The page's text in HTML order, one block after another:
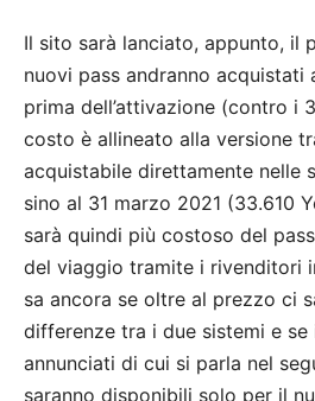
Il sito sarà lanciato, appunto, il
nuovi pass andranno acquistati
prima dell’attivazione (contro i
costo è allineato alla versione
acquistabile direttamente nelle
sino al 31 marzo 2021 (33.610
sarà quindi più costoso del
del viaggio tramite i rivenditori
sa ancora se oltre al prezzo ci
differenze tra i due sistemi e se
annunciati di cui si parla nel
saranno disponibili solo per il